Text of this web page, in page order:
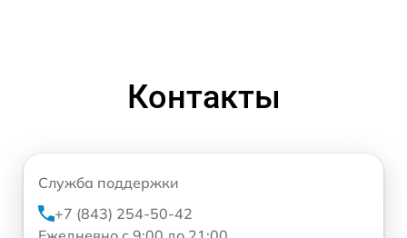
Контакты
Служба поддержки
+7 (843) 254-50-42